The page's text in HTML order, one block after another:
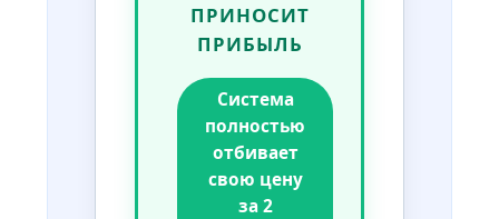
ПРИНОСИТ
ПРИБЫЛЬ
Система
полностью
отбивает
свою цену
за 2